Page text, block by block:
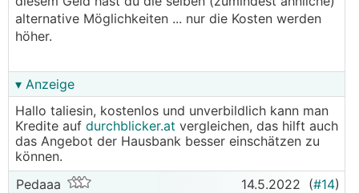
alternative Möglichkeiten ... nur die Kosten werden
höher.
▾ Anzeige
Hallo taliesin, kostenlos und unverbildlich kann man
Kredite auf durchblicker.at vergleichen, das hilft auch
das Angebot der Hausbank besser einschätzen zu
können.
Pedaaa
14.5.2022 (#14)